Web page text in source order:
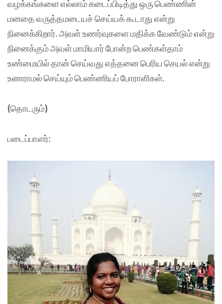
வழக்கங்களை எல்லாம் கடைப்பிடித்து ஒரு பெண்ணின்
மனதை வருத்தமடையச் செய்யக் கூடாது என்று
நினைக்கிறார். அவள் உணர்வுகளை மதிக்க வேண்டும் என்று
நினைக்கும் அவள் மாமியார் போன்ற பெண்கள்தாம்
உண்மையில் தான் செய்வது எத்தனை பெரிய செயல் என்று
உணராமல் செய்யும் பெண்ணியப் போராளிகள்.
(தொடரும்)
படைப்பாளர்: